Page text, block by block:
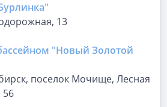
13
"Новый Золотой
поселок Мочище, Лесная
56